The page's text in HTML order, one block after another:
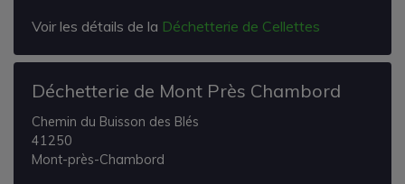
Voir les détails de la Déchetterie de Cellettes
Déchetterie de Mont Près Chambord
Chemin du Buisson des Blés
41250
Mont-près-Chambord